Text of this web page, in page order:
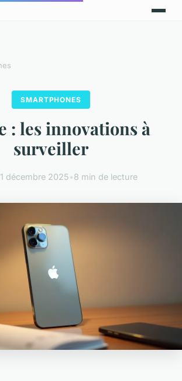
SMARTPHONES
: les innovations à
surveiller
décembre 2025•8 min de lecture